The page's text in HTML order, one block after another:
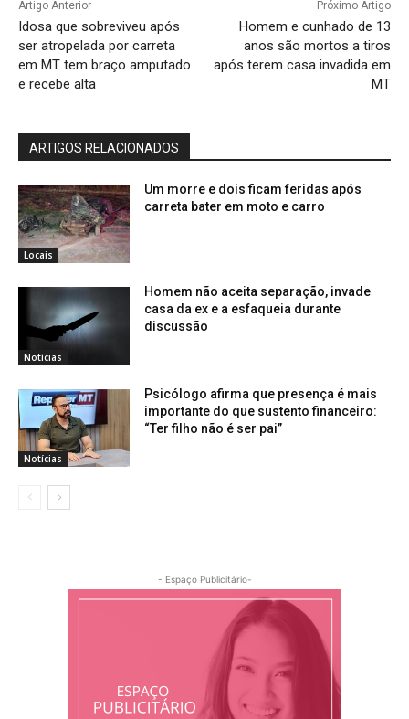
Artigo Anterior
Idosa que sobreviveu após
ser atropelada por carreta
em MT tem braço amputado
e recebe alta
Próximo Artigo
Homem e cunhado de 13
anos são mortos a tiros
após terem casa invadida em
MT
ARTIGOS RELACIONADOS
Locais
Um morre e dois ficam feridas após
carreta bater em moto e carro
Notícias
Homem não aceita separação, invade
casa da ex e a esfaqueia durante
discussão
Notícias
Psicólogo afirma que presença é mais
importante do que sustento financeiro:
“Ter filho não é ser pai”
- Espaço Publicitário-